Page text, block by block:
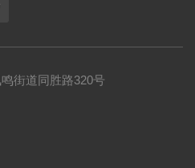
街道同胜路320号